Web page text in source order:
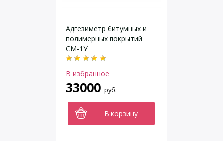
Адгезиметр битумных и
полимерных покрытий
СМ-1У
В избранное
33000 руб.
В корзину